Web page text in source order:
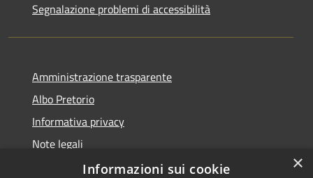
Segnalazione problemi di accessibilità
Amministrazione trasparente
Albo Pretorio
Informativa privacy
Note legali
Dichiarazione di accessibilità
×
Informazioni sui cookie